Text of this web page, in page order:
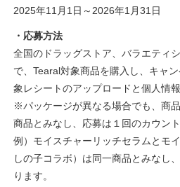
2025年11月1日～2026年1月31日
・応募方法
全国のドラッグストア、バラエティ
で、Tearal対象商品を購入し、キャ
象レシートのアップロードと個人情
※パッケージが異なる場合でも、商
商品とみなし、応募は１回のカウント
例）モイスチャーリッチセラムとモ
しの子コラボ）は同一商品とみなし
ります。